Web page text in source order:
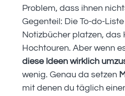
Problem, dass ihnen
Gegenteil: Die To-do-
Notizbücher platzen, das
Hochtouren. Aber wenn
diese Ideen wirklich
wenig. Genau da setzen
mit denen du täglich